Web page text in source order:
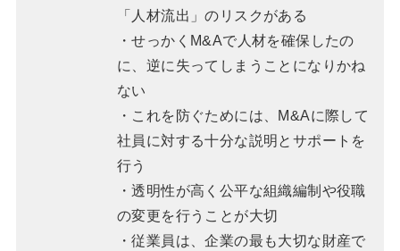
「人材流出」のリスクがある
・せっかくM&Aで人材を確保したの
に、逆に失ってしまうことになりかね
ない
・これを防ぐためには、M&Aに際して
社員に対する十分な説明とサポートを
行う
・透明性が高く公平な組織編制や役職
の変更を行うことが大切
・従業員は、企業の最も大切な財産で